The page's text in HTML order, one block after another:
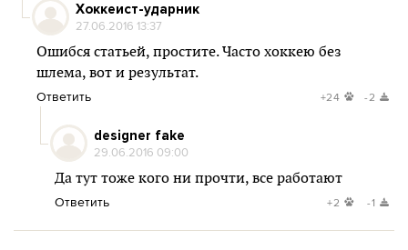
Хоккеист-ударник
27.06.2016 13:37
Ошибся статьей, простите. Часто хоккею без
шлема, вот и результат.
Ответить +24 -2
designer fake
29.06.2016 09:00
Да тут тоже кого ни прочти, все работают
Ответить +2 -1